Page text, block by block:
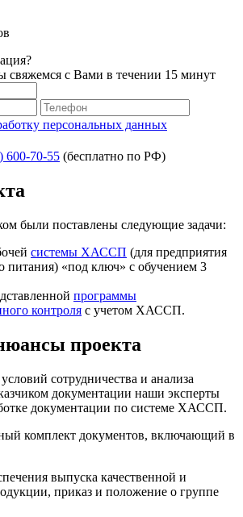
свяжемся с Вами в течении 15 минут
персональных данных
600-70-55 (бесплатно по РФ)
были поставлены следующие задачи:
системы ХАССП (для предприятия
питания) «под ключ» с обучением 3
программы
контроля с учетом ХАССП.
проекта
сотрудничества и анализа
документации наши эксперты
документации по системе ХАССП.
комплект документов, включающий в
выпуска качественной и
приказ и положение о группе